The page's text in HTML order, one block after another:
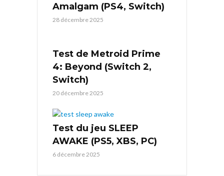
Amalgam (PS4, Switch)
28 décembre 2025
Test de Metroid Prime
4: Beyond (Switch 2,
Switch)
20 décembre 2025
Test du jeu SLEEP
AWAKE (PS5, XBS, PC)
6 décembre 2025